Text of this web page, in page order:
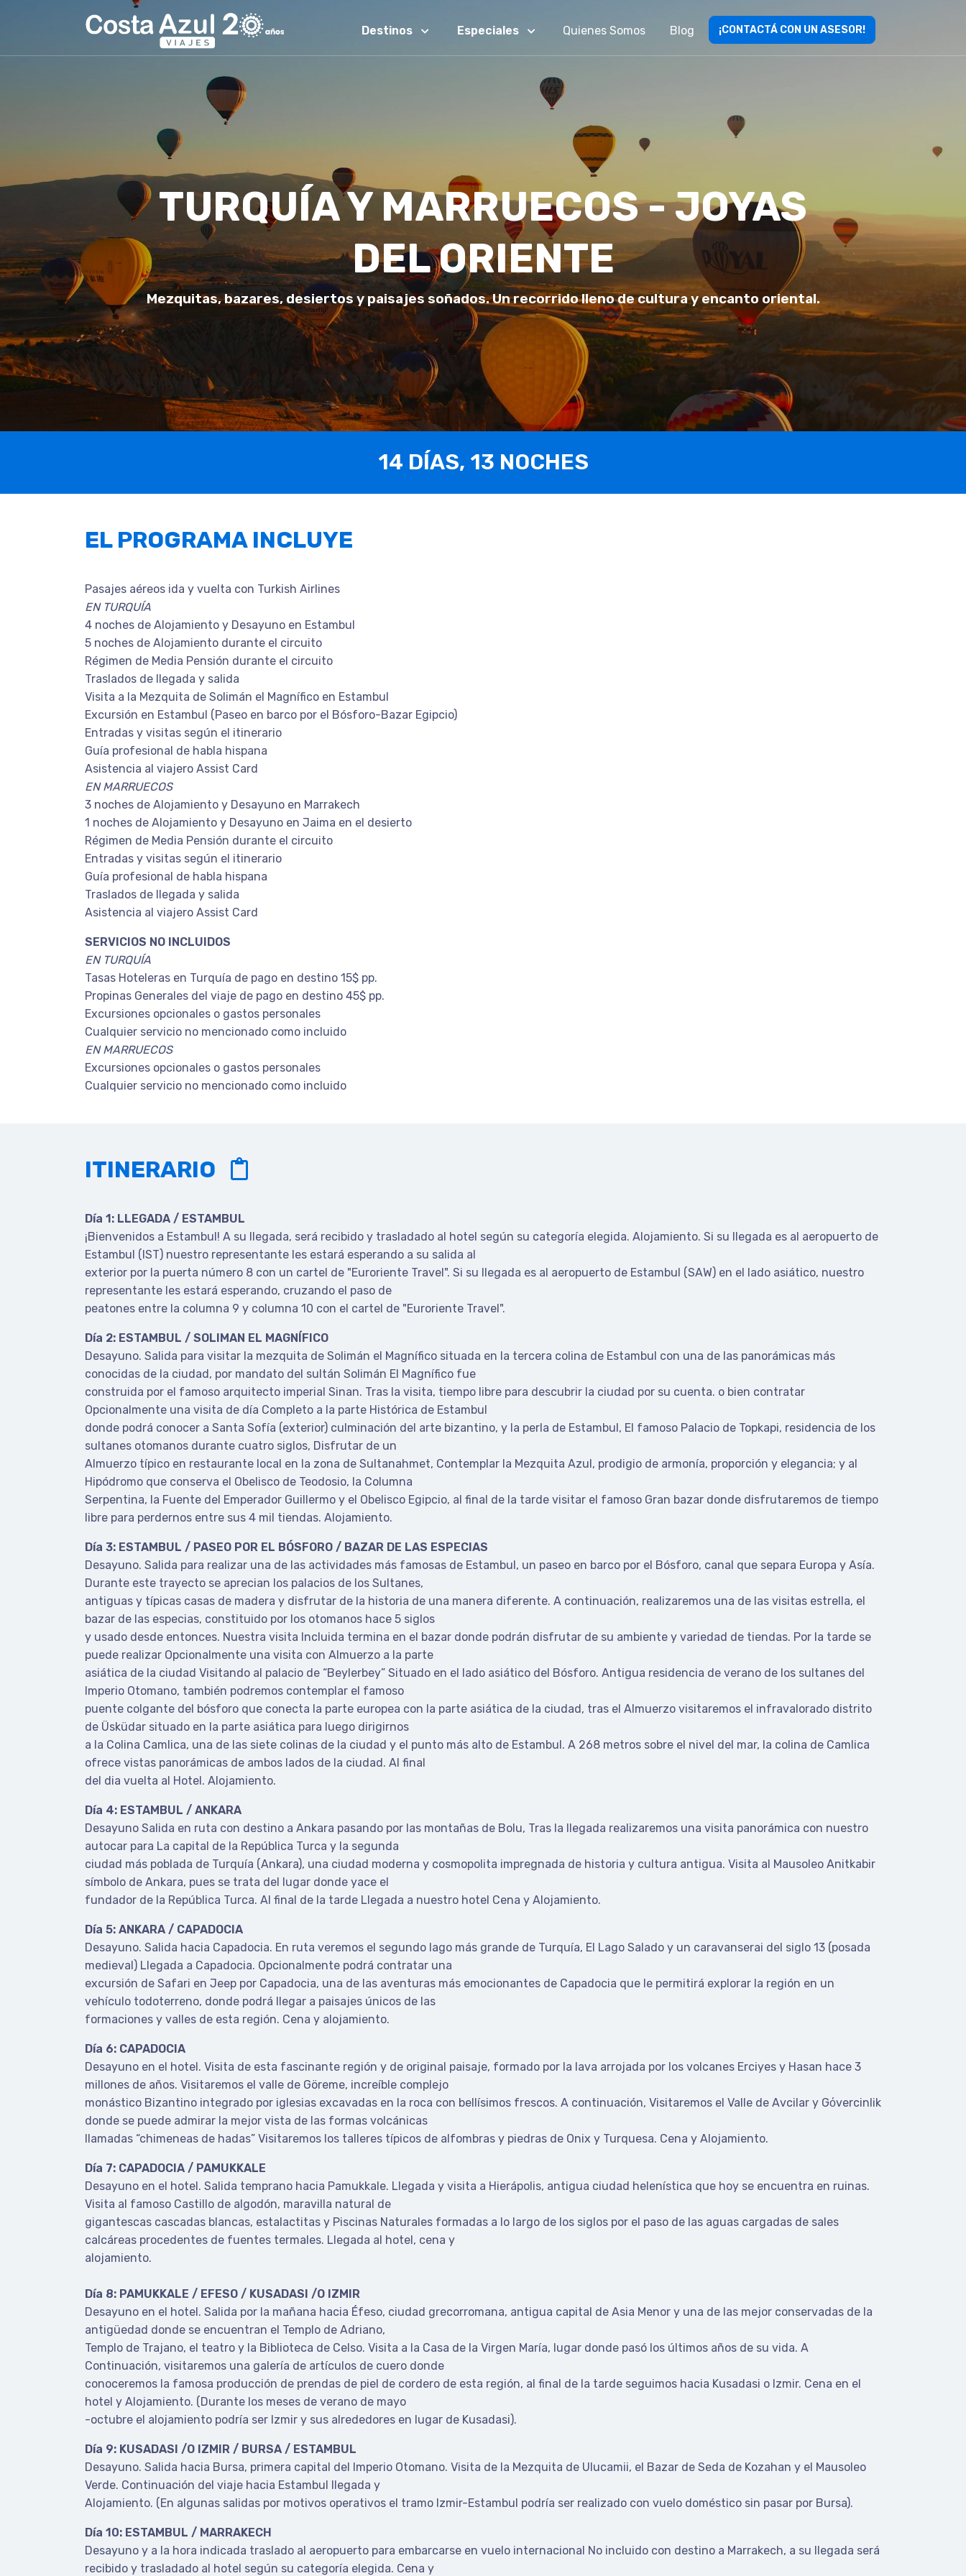
Destinos Especiales Quienes Somos Blog ¡CONTACTÁ CON UN ASESOR!
TURQUÍA Y MARRUECOS - JOYAS
DEL ORIENTE
Mezquitas, bazares, desiertos y paisajes soñados. Un recorrido lleno de cultura y encanto oriental.
14 DÍAS, 13 NOCHES
EL PROGRAMA INCLUYE
Pasajes aéreos ida y vuelta con Turkish Airlines
EN TURQUÍA
4 noches de Alojamiento y Desayuno en Estambul
5 noches de Alojamiento durante el circuito
Régimen de Media Pensión durante el circuito
Traslados de llegada y salida
Visita a la Mezquita de Solimán el Magnífico en Estambul
Excursión en Estambul (Paseo en barco por el Bósforo-Bazar Egipcio)
Entradas y visitas según el itinerario
Guía profesional de habla hispana
Asistencia al viajero Assist Card
EN MARRUECOS
3 noches de Alojamiento y Desayuno en Marrakech
1 noches de Alojamiento y Desayuno en Jaima en el desierto
Régimen de Media Pensión durante el circuito
Entradas y visitas según el itinerario
Guía profesional de habla hispana
Traslados de llegada y salida
Asistencia al viajero Assist Card
SERVICIOS NO INCLUIDOS
EN TURQUÍA
Tasas Hoteleras en Turquía de pago en destino 15$ pp.
Propinas Generales del viaje de pago en destino 45$ pp.
Excursiones opcionales o gastos personales
Cualquier servicio no mencionado como incluido
EN MARRUECOS
Excursiones opcionales o gastos personales
Cualquier servicio no mencionado como incluido
ITINERARIO
Día 1: LLEGADA / ESTAMBUL
¡Bienvenidos a Estambul! A su llegada, será recibido y trasladado al hotel según su categoría elegida. Alojamiento. Si su llegada es al aeropuerto de
Estambul (IST) nuestro representante les estará esperando a su salida al
exterior por la puerta número 8 con un cartel de "Euroriente Travel". Si su llegada es al aeropuerto de Estambul (SAW) en el lado asiático, nuestro
representante les estará esperando, cruzando el paso de
peatones entre la columna 9 y columna 10 con el cartel de "Euroriente Travel".
Día 2: ESTAMBUL / SOLIMAN EL MAGNÍFICO
Desayuno. Salida para visitar la mezquita de Solimán el Magnífico situada en la tercera colina de Estambul con una de las panorámicas más
conocidas de la ciudad, por mandato del sultán Solimán El Magnífico fue
construida por el famoso arquitecto imperial Sinan. Tras la visita, tiempo libre para descubrir la ciudad por su cuenta. o bien contratar
Opcionalmente una visita de día Completo a la parte Histórica de Estambul
donde podrá conocer a Santa Sofía (exterior) culminación del arte bizantino, y la perla de Estambul, El famoso Palacio de Topkapi, residencia de los
sultanes otomanos durante cuatro siglos, Disfrutar de un
Almuerzo típico en restaurante local en la zona de Sultanahmet, Contemplar la Mezquita Azul, prodigio de armonía, proporción y elegancia; y al
Hipódromo que conserva el Obelisco de Teodosio, la Columna
Serpentina, la Fuente del Emperador Guillermo y el Obelisco Egipcio, al final de la tarde visitar el famoso Gran bazar donde disfrutaremos de tiempo
libre para perdernos entre sus 4 mil tiendas. Alojamiento.
Día 3: ESTAMBUL / PASEO POR EL BÓSFORO / BAZAR DE LAS ESPECIAS
Desayuno. Salida para realizar una de las actividades más famosas de Estambul, un paseo en barco por el Bósforo, canal que separa Europa y Asía.
Durante este trayecto se aprecian los palacios de los Sultanes,
antiguas y típicas casas de madera y disfrutar de la historia de una manera diferente. A continuación, realizaremos una de las visitas estrella, el
bazar de las especias, constituido por los otomanos hace 5 siglos
y usado desde entonces. Nuestra visita Incluida termina en el bazar donde podrán disfrutar de su ambiente y variedad de tiendas. Por la tarde se
puede realizar Opcionalmente una visita con Almuerzo a la parte
asiática de la ciudad Visitando al palacio de “Beylerbey” Situado en el lado asiático del Bósforo. Antigua residencia de verano de los sultanes del
Imperio Otomano, también podremos contemplar el famoso
puente colgante del bósforo que conecta la parte europea con la parte asiática de la ciudad, tras el Almuerzo visitaremos el infravalorado distrito
de Üsküdar situado en la parte asiática para luego dirigirnos
a la Colina Camlica, una de las siete colinas de la ciudad y el punto más alto de Estambul. A 268 metros sobre el nivel del mar, la colina de Camlica
ofrece vistas panorámicas de ambos lados de la ciudad. Al final
del dia vuelta al Hotel. Alojamiento.
Día 4: ESTAMBUL / ANKARA
Desayuno Salida en ruta con destino a Ankara pasando por las montañas de Bolu, Tras la llegada realizaremos una visita panorámica con nuestro
autocar para La capital de la República Turca y la segunda
ciudad más poblada de Turquía (Ankara), una ciudad moderna y cosmopolita impregnada de historia y cultura antigua. Visita al Mausoleo Anitkabir
símbolo de Ankara, pues se trata del lugar donde yace el
fundador de la República Turca. Al final de la tarde Llegada a nuestro hotel Cena y Alojamiento.
Día 5: ANKARA / CAPADOCIA
Desayuno. Salida hacia Capadocia. En ruta veremos el segundo lago más grande de Turquía, El Lago Salado y un caravanserai del siglo 13 (posada
medieval) Llegada a Capadocia. Opcionalmente podrá contratar una
excursión de Safari en Jeep por Capadocia, una de las aventuras más emocionantes de Capadocia que le permitirá explorar la región en un
vehículo todoterreno, donde podrá llegar a paisajes únicos de las
formaciones y valles de esta región. Cena y alojamiento.
Día 6: CAPADOCIA
Desayuno en el hotel. Visita de esta fascinante región y de original paisaje, formado por la lava arrojada por los volcanes Erciyes y Hasan hace 3
millones de años. Visitaremos el valle de Göreme, increíble complejo
monástico Bizantino integrado por iglesias excavadas en la roca con bellísimos frescos. A continuación, Visitaremos el Valle de Avcilar y Gόvercinlik
donde se puede admirar la mejor vista de las formas volcánicas
llamadas “chimeneas de hadas” Visitaremos los talleres típicos de alfombras y piedras de Onix y Turquesa. Cena y Alojamiento.
Día 7: CAPADOCIA / PAMUKKALE
Desayuno en el hotel. Salida temprano hacia Pamukkale. Llegada y visita a Hierápolis, antigua ciudad helenística que hoy se encuentra en ruinas.
Visita al famoso Castillo de algodón, maravilla natural de
gigantescas cascadas blancas, estalactitas y Piscinas Naturales formadas a lo largo de los siglos por el paso de las aguas cargadas de sales
calcáreas procedentes de fuentes termales. Llegada al hotel, cena y
alojamiento.
Día 8: PAMUKKALE / EFESO / KUSADASI /O IZMIR
Desayuno en el hotel. Salida por la mañana hacia Éfeso, ciudad grecorromana, antigua capital de Asia Menor y una de las mejor conservadas de la
antigüedad donde se encuentran el Templo de Adriano,
Templo de Trajano, el teatro y la Biblioteca de Celso. Visita a la Casa de la Virgen María, lugar donde pasó los últimos años de su vida. A
Continuación, visitaremos una galería de artículos de cuero donde
conoceremos la famosa producción de prendas de piel de cordero de esta región, al final de la tarde seguimos hacia Kusadasi o Izmir. Cena en el
hotel y Alojamiento. (Durante los meses de verano de mayo
-octubre el alojamiento podría ser Izmir y sus alrededores en lugar de Kusadasi).
Día 9: KUSADASI /O IZMIR / BURSA / ESTAMBUL
Desayuno. Salida hacia Bursa, primera capital del Imperio Otomano. Visita de la Mezquita de Ulucamii, el Bazar de Seda de Kozahan y el Mausoleo
Verde. Continuación del viaje hacia Estambul llegada y
Alojamiento. (En algunas salidas por motivos operativos el tramo Izmir-Estambul podría ser realizado con vuelo doméstico sin pasar por Bursa).
Día 10: ESTAMBUL / MARRAKECH
Desayuno y a la hora indicada traslado al aeropuerto para embarcarse en vuelo internacional No incluido con destino a Marrakech, a su llegada será
recibido y trasladado al hotel según su categoría elegida. Cena y